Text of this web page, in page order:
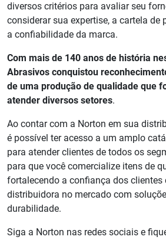
diversos critérios para avaliar seu
considerar sua expertise, a cartela de
a confiabilidade da marca.
Com mais de 140 anos de história
Abrasivos conquistou
de uma produção de qualidade que
atender diversos setores.
Ao contar com a Norton em sua
é possível ter acesso a um amplo
para atender clientes de todos os
para que você comercialize itens de
fortalecendo a confiança dos clientes
distribuidora no mercado com
durabilidade.
Siga a Norton nas redes sociais e